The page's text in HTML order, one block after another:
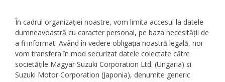
În cadrul organizației noastre, vom limita accesul la datele
dumneavoastră cu caracter personal, pe baza necesității de
a fi informat. Având în vedere obligația noastră legală, noi
vom transfera în mod securizat datele colectate către
societățile Magyar Suzuki Corporation Ltd. (Ungaria) și
Suzuki Motor Corporation (Japonia), denumite generic